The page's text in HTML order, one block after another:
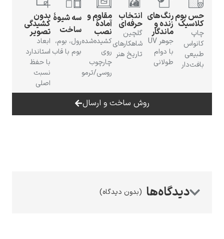
ادگار دگا
رنگ‌های
زنده و
ماندگار
جوهر UV
با دوام
طولانی
انتخاب
حرفه‌ای
گلچین
شاهکارهای
تاریخ هنر
مقاوم و
آمادهٔ
نصب
کشیده‌شده
روی
چارچوب
سه شیوهٔ
ساخت
رول، بوم،
بوم با قاب
بدون
کشیدگی
تصویر
ابعاد
استاندارد
با حفظ
نسبت
روش ساخت و ارسال
(بدون دیدگاه)